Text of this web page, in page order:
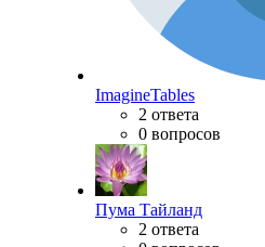
ImagineTables
2 ответа
0 вопросов
Пума Тайланд
2 ответа